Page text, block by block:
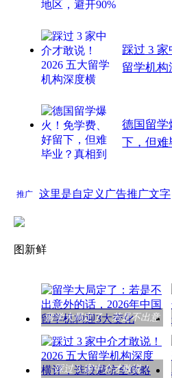
踩过 3
留学机构
德国留学
下，但难
推广 这里是自定义广告推广文字
图新鲜
留学大局定了：若是不出意
外的话，2026年中
踩过 3 家中介才敢说！